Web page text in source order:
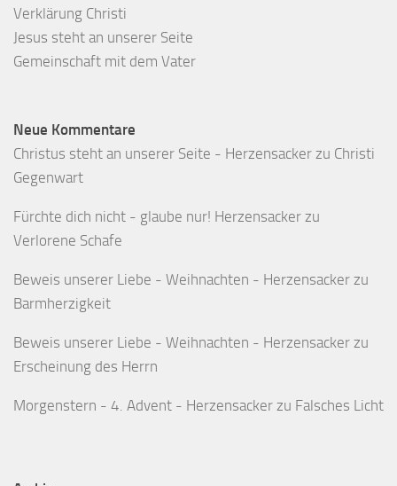
Verklärung Christi
Jesus steht an unserer Seite
Gemeinschaft mit dem Vater
Neue Kommentare
Christus steht an unserer Seite - Herzensacker zu Christi
Gegenwart
Fürchte dich nicht - glaube nur! Herzensacker zu
Verlorene Schafe
Beweis unserer Liebe - Weihnachten - Herzensacker zu
Barmherzigkeit
Beweis unserer Liebe - Weihnachten - Herzensacker zu
Erscheinung des Herrn
Morgenstern - 4. Advent - Herzensacker zu Falsches Licht